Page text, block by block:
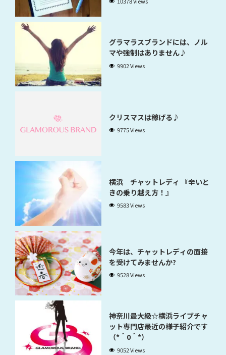
グラマラスブランドには、ノル
マや強制はありません♪
9902 Views
クリスマスは稼げる♪
9775 Views
横浜 チャットレディ 『辛いと
きの乗り越え方！』
9583 Views
今年は、チャットレディの面接
を受けてみませんか?
9528 Views
神奈川最大級☆横浜ライブチャ
ット専門店最近の様子紹介です
（*＾0＾*）
9052 Views